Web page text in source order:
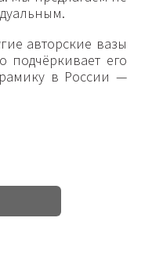
авторские вазы
подчёркивает его
в России —